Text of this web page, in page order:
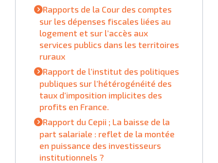
Rapports de la Cour des comptes
sur les dépenses fiscales liées au
logement et sur l’accès aux
services publics dans les territoires
ruraux
Rapport de l’institut des politiques
publiques sur l’hétérogénéité des
taux d’imposition implicites des
profits en France.
Rapport du Cepii ; La baisse de la
part salariale : reflet de la montée
en puissance des investisseurs
institutionnels ?